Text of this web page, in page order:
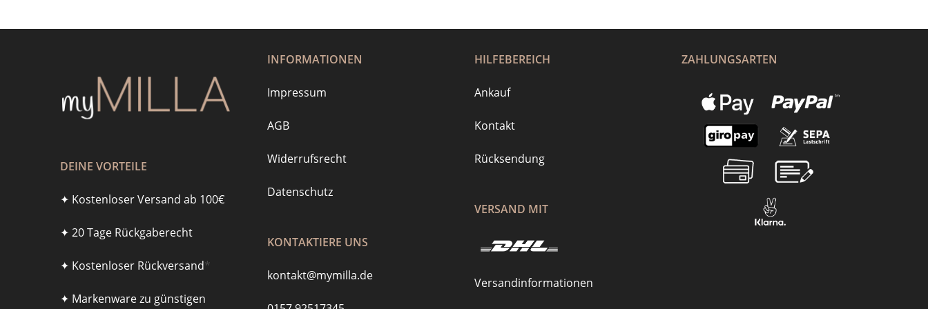
DEINE VORTEILE
✦ Kostenloser Versand ab 100€
✦ 20 Tage Rückgaberecht
✦ Kostenloser Rückversand*
✦ Markenware zu günstigen
INFORMATIONEN
Impressum
AGB
Widerrufsrecht
Datenschutz
KONTAKTIERE UNS
kontakt@mymilla.de
HILFEBEREICH
Ankauf
Kontakt
Rücksendung
VERSAND MIT
Versandinformationen
ZAHLUNGSARTEN